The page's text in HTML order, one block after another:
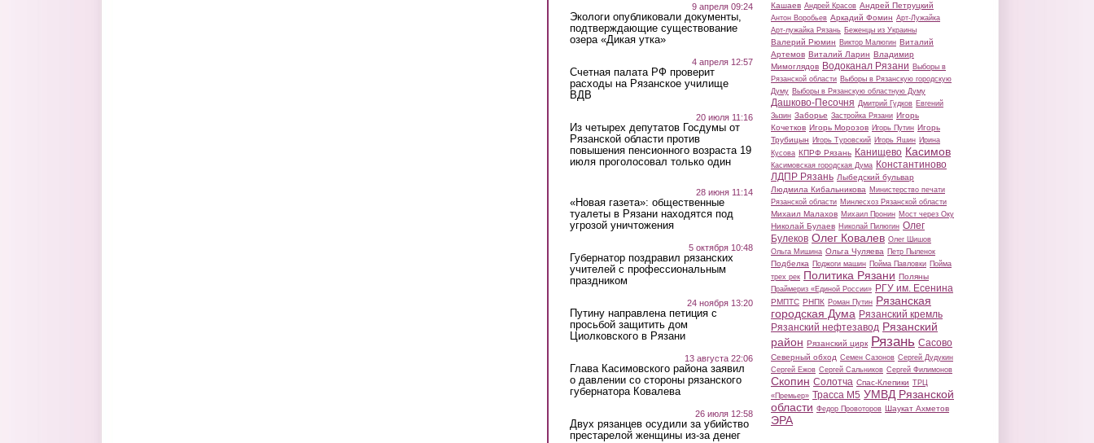
9 апреля 09:24
Экологи опубликовали документы,
подтверждающие существование
озера «Дикая утка»
4 апреля 12:57
Счетная палата РФ проверит
расходы на Рязанское училище
ВДВ
20 июля 11:16
Из четырех депутатов Госдумы от
Рязанской области против
повышения пенсионного возраста 19
июля проголосовал только один
28 июня 11:14
«Новая газета»: общественные
туалеты в Рязани находятся под
угрозой уничтожения
5 октября 10:48
Губернатор поздравил рязанских
учителей с профессиональным
праздником
24 ноября 13:20
Путину направлена петиция с
просьбой защитить дом
Циолковского в Рязани
13 августа 22:06
Глава Касимовского района заявил
о давлении со стороны рязанского
губернатора Ковалева
26 июля 12:58
Двух рязанцев осудили за убийство
престарелой женщины из-за денег
Кашаев Андрей Красов Андрей Петруцкий
Антон Воробьев Аркадий Фомин Арт-Лужайка
Арт-лужайка Рязань Беженцы из Украины
Валерий Рюмин Виктор Малюгин Виталий
Артемов Виталий Ларин Владимир
Мимоглядов Водоканал Рязани Выборы в
Рязанской области Выборы в Рязанскую городскую
Думу Выборы в Рязанскую областную Думу
Дашково-Песочня Дмитрий Гудков Евгений
Зызин Заборье Застройка Рязани Игорь
Кочетков Игорь Морозов Игорь Путин Игорь
Трубицын Игорь Туровский Игорь Яшин Ирина
Кусова КПРФ Рязань Канищево Касимов
Касимовская городская Дума Константиново
ЛДПР Рязань Лыбедский бульвар
Людмила Кибальникова Министерство печати
Рязанской области Минлесхоз Рязанской области
Михаил Малахов Михаил Пронин Мост через Оку
Николай Булаев Николай Пилюгин Олег
Булеков Олег Ковалев Олег Шишов
Ольга Мишина Ольга Чуляева Петр Пыленок
Подбелка Поджоги машин Пойма Павловки Пойма
трех рек Политика Рязани Поляны
Праймериз «Единой России» РГУ им. Есенина
РМПТС РНПК Роман Путин Рязанская
городская Дума Рязанский кремль
Рязанский нефтезавод Рязанский
район Рязанский цирк Рязань Сасово
Северный обход Семен Сазонов Сергей Дудукин
Сергей Ежов Сергей Сальников Сергей Филимонов
Скопин Солотча Спас-Клепики ТРЦ
«Премьер» Трасса М5 УМВД Рязанской
области Федор Провоторов Шаукат Ахметов
ЭРА